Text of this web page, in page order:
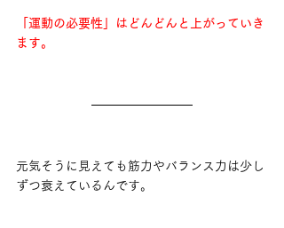
「運動の必要性」はどんどんと上がっていき
ます。
元気そうに見えても筋力やバランス力は少し
ずつ衰えているんです。